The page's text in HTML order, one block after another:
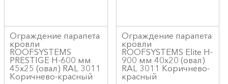
Ограждение парапета
кровли
ROOFSYSTEMS
PRESTIGE H-600 мм
45х25 (овал) RAL 3011
Коричнево-красный
Ограждение парапета
кровли
ROOFSYSTEMS Elite H-
900 мм 40х20 (овал)
RAL 3011 Коричнево-
красный